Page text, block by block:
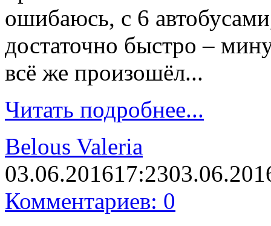
ошибаюсь, с 6
достаточно быстро –
всё же произошёл...
Читать подробнее...
Belous Valeria
03.06.201617:23
Комментариев: 0